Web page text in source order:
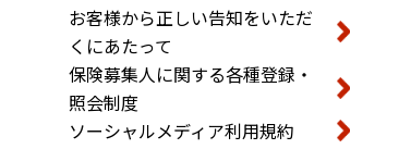
お客様から正しい告知をいただ
くにあたって
保険募集人に関する各種登録・
照会制度
ソーシャルメディア利用規約